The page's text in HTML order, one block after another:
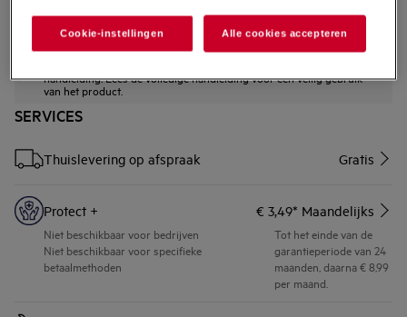
Veiligheidsinstructies en veiligheidswaarschuwingen volgens EU-
handleiding. Lees de volledige handleiding voor een veilig gebruik
van het product.
SERVICES
Thuislevering op afspraak Gratis
Protect + € 3,49* Maandelijks
Niet beschikbaar voor bedrijven
Niet beschikbaar voor specifieke
betaalmethoden
Tot het einde van de
garantieperiode van 24
maanden, daarna € 8,99
per maand.
Cookie-instellingen Alle cookies accepteren